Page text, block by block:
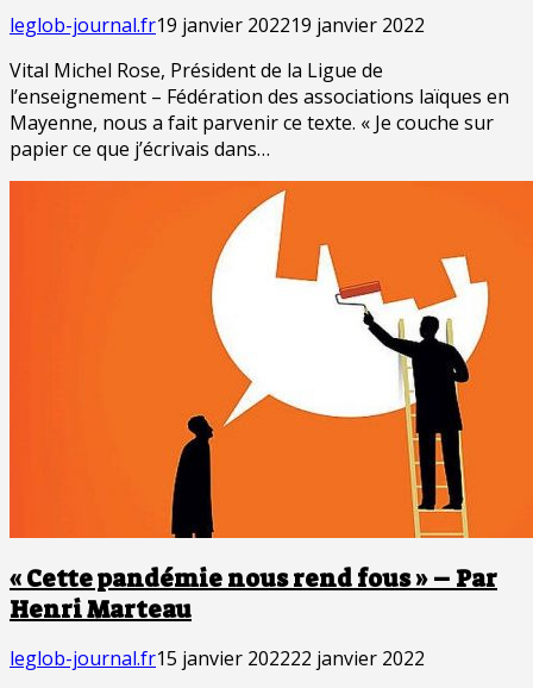
leglob-journal.fr19 janvier 202219 janvier 2022
Vital Michel Rose, Président de la Ligue de
l’enseignement – Fédération des associations laïques en
Mayenne, nous a fait parvenir ce texte. « Je couche sur
papier ce que j’écrivais dans…
« Cette pandémie nous rend fous » – Par
Henri Marteau
leglob-journal.fr15 janvier 202222 janvier 2022